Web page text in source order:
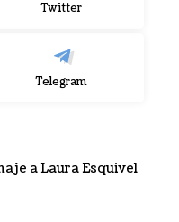
Twitter
Telegram
a Laura Esquivel